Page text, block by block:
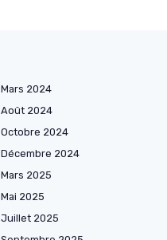
Mars 2024
Août 2024
Octobre 2024
Décembre 2024
Mars 2025
Mai 2025
Juillet 2025